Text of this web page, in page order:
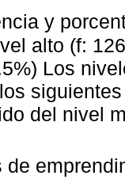
y
alto (f:
Los
del nivel
de